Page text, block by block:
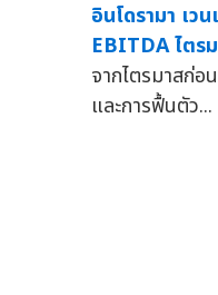
อินโดรามา เว
EBITDA ไตร
จากไตรมาสก่อ
และการฟื้นตัว...